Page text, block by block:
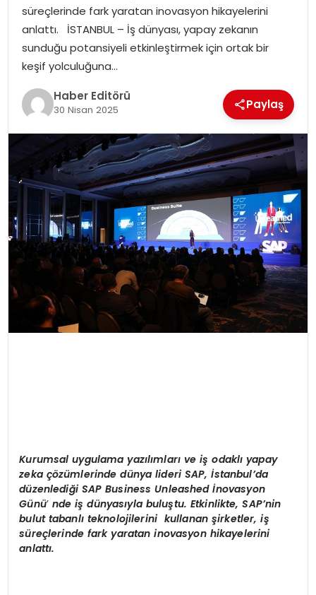
YAŞAM
süreçlerinde fark yaratan inovasyon hikayelerini
anlattı. İSTANBUL – İş dünyası, yapay zekanın
sunduğu potansiyeli etkinleştirmek için ortak bir
keşif yolculuğuna…
Haber Editörü
30 Nisan 2025 Paylaş
Kurumsal uygulama yazılımları ve iş odaklı yapay
zeka çözümlerinde dünya lideri SAP, İstanbul’da
düzenlediği SAP Business Unleashed İnovasyon
Günü’ nde iş dünyasıyla buluştu. Etkinlikte, SAP’nin
bulut tabanlı teknolojilerini kullanan şirketler, iş
süreçlerinde fark yaratan inovasyon hikayelerini
anlattı.